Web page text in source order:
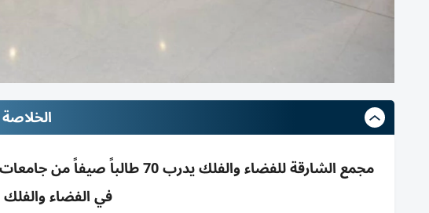
الخلاصة
مجمع الشارقة للفضاء والفلك
في الفضاء والفلك